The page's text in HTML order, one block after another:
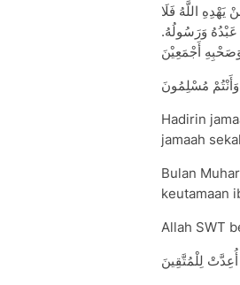
اللَّهُ فَلَا
عَبْدُهُ وَرَسُولُهُ.
Hadirin
jamaah
Bulan
keutamaan
Allah SWT
لِلْمُتَّقِينَ